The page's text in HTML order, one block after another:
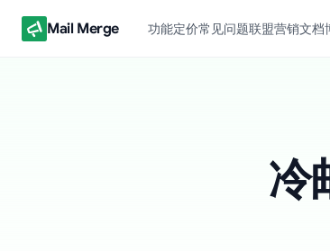
Mail Merge 功能定价常见问题联盟营销文档
冷